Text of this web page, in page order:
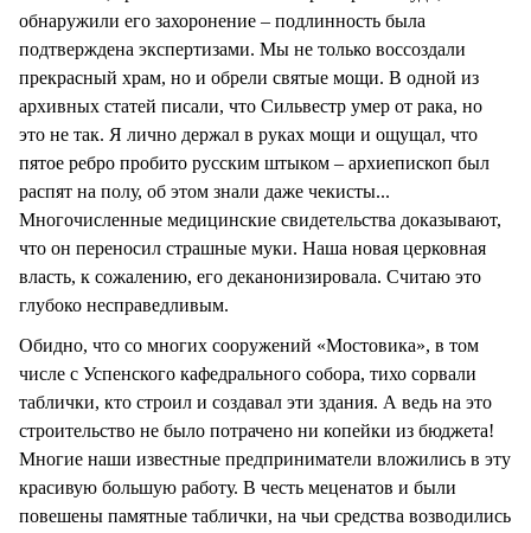
обнаружили его захоронение – подлинность была
подтверждена экспертизами. Мы не только воссоздали
прекрасный храм, но и обрели святые мощи. В одной из
архивных статей писали, что Сильвестр умер от рака, но
это не так. Я лично держал в руках мощи и ощущал, что
пятое ребро пробито русским штыком – архиепископ был
распят на полу, об этом знали даже чекисты...
Многочисленные медицинские свидетельства доказывают,
что он переносил страшные муки. Наша новая церковная
власть, к сожалению, его деканонизировала. Считаю это
глубоко несправедливым.
Обидно, что со многих сооружений «Мостовика», в том
числе с Успенского кафедрального собора, тихо сорвали
таблички, кто строил и создавал эти здания. А ведь на это
строительство не было потрачено ни копейки из бюджета!
Многие наши известные предприниматели вложились в эту
красивую большую работу. В честь меценатов и были
повешены памятные таблички, на чьи средства возводились